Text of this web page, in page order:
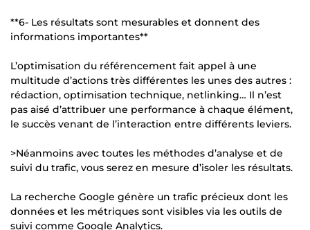
**6- Les résultats sont mesurables et donnent des
informations importantes**
L’optimisation du référencement fait appel à une
multitude d’actions très différentes les unes des autres :
rédaction, optimisation technique, netlinking… Il n’est
pas aisé d’attribuer une performance à chaque élément,
le succès venant de l’interaction entre différents leviers.
>Néanmoins avec toutes les méthodes d’analyse et de
suivi du trafic, vous serez en mesure d’isoler les résultats.
La recherche Google génère un trafic précieux dont les
données et les métriques sont visibles via les outils de
suivi comme Google Analytics.